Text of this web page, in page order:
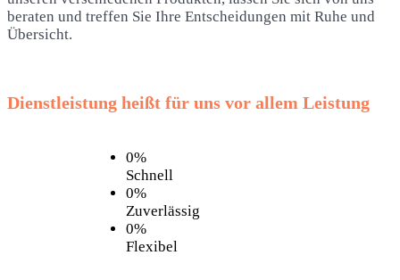
beraten und treffen Sie Ihre Entscheidungen mit Ruhe und
Übersicht.
Dienstleistung heißt für uns vor allem Leistung
0%
Schnell
0%
Zuverlässig
0%
Flexibel